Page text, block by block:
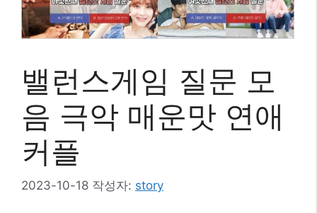
밸런스게임 질문 모
음 극악 매운맛 연애
커플
2023-10-18 작성자: story